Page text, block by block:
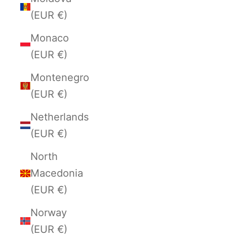
(EUR €)
Monaco
(EUR €)
Montenegro
(EUR €)
Netherlands
(EUR €)
North
Macedonia
(EUR €)
Norway
(EUR €)